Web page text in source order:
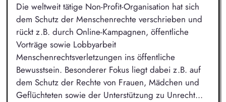
Die weltweit tätige Non-Profit-Organisation hat sich
dem Schutz der Menschenrechte verschrieben und
rückt z.B. durch Online-Kampagnen, öffentliche
Vorträge sowie Lobbyarbeit
Menschenrechtsverletzungen ins öffentliche
Bewusstsein. Besonderer Fokus liegt dabei z.B. auf
dem Schutz der Rechte von Frauen, Mädchen und
Geflüchteten sowie der Unterstützung zu Unrecht...